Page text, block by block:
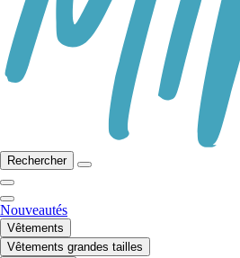
Rechercher
Nouveautés
Vêtements
Vêtements grandes tailles